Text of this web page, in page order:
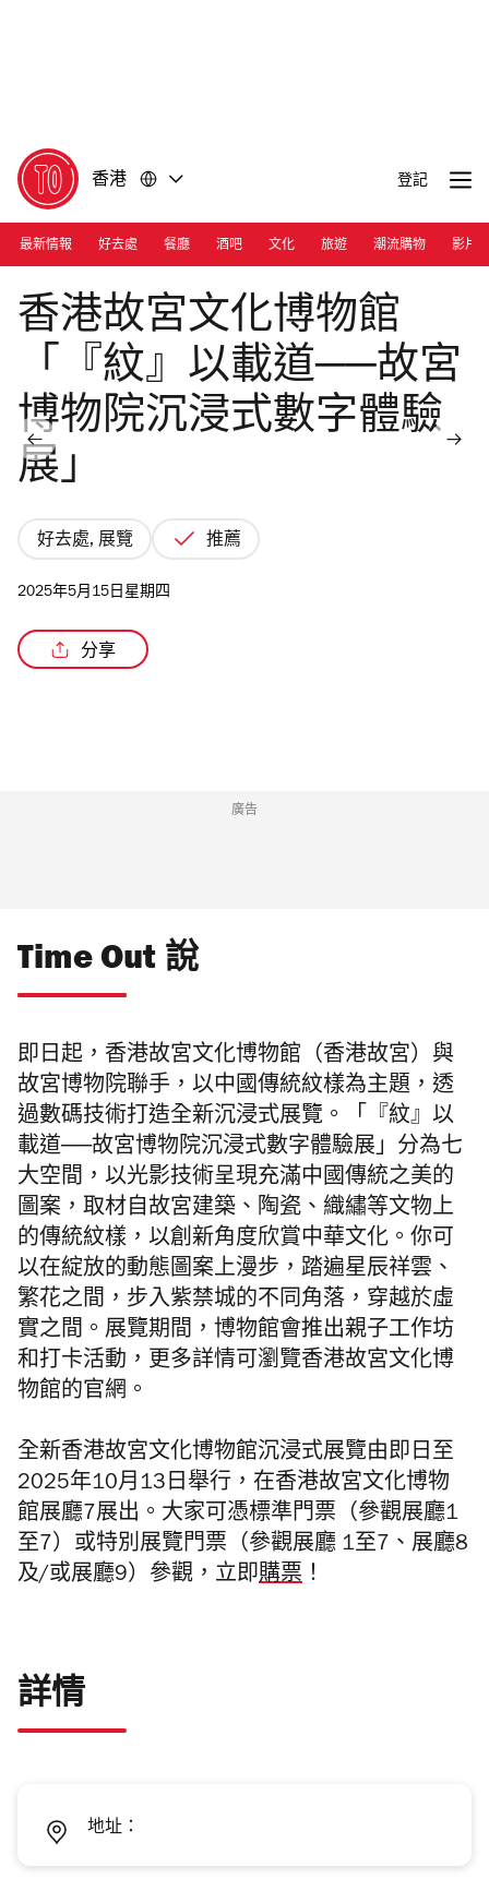
香港 登記
最新情報 好去處 餐廳 酒吧 文化 旅遊 潮流購物 影片
Photograph: Courtesy Hong Kong Palace Museum
香港故宮文化博物館
「『紋』以載道──故宮
博物院沉浸式數字體驗
展」
好去處, 展覽 推薦
2025年5月15日星期四
分享
廣告
Time Out 說
即日起，香港故宮文化博物館（香港故宮）與
故宮博物院聯手，以中國傳統紋樣為主題，透
過數碼技術打造全新沉浸式展覽。「『紋』以
載道──故宮博物院沉浸式數字體驗展」分為七
大空間，以光影技術呈現充滿中國傳統之美的
圖案，取材自故宮建築、陶瓷、織繡等文物上
的傳統紋樣，以創新角度欣賞中華文化。你可
以在綻放的動態圖案上漫步，踏遍星辰祥雲、
繁花之間，步入紫禁城的不同角落，穿越於虛
實之間。展覽期間，博物館會推出親子工作坊
和打卡活動，更多詳情可瀏覽香港故宮文化博
物館的官網。
全新香港故宮文化博物館沉浸式展覽由即日 至
2025年10月 13 日舉行，在香港故宮文化博物
館展廳 7展出 。大家可憑標準門票（參觀展廳1
至 7 ）或特別展覽門票（參觀展廳 1至7、 展廳8
及/或展廳9）參觀，立即購票 ！
詳情
地址：